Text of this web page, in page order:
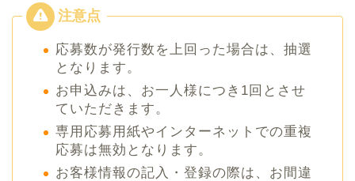
応募数が発行数を上回った場合は、抽選
となります。
お申込みは、お一人様につき1回とさせ
ていただきます。
専用応募用紙やインターネットでの重複
応募は無効となります。
お客様情報の記入・登録の際は、お間違